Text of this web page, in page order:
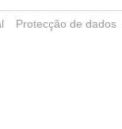
Protecção de dados